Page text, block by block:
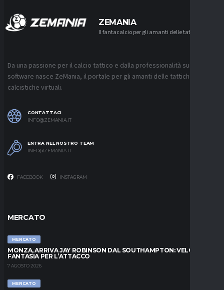
ZEMANIA
Il fantacalcio per gli amanti delle tattiche
Da una passione per il calcio tattico e dalla professionalità sui
software nasce ZeMania, il portale per gli amanti delle tattiche
calcistiche virtuali.
CONTATTACI
INFO@ZEMANIA.IT
ENTRA NEL NOSTRO TEAM
INFO@ZEMANIA.IT
FACEBOOK INSTAGRAM
MERCATO
MERCATO
MONZA, ARRIVA JAY ROBINSON DAL SOUTHAMPTON: VELOCITÀ E
FANTASIA PER L’ATTACCO
7 AGOSTO 2026
MERCATO